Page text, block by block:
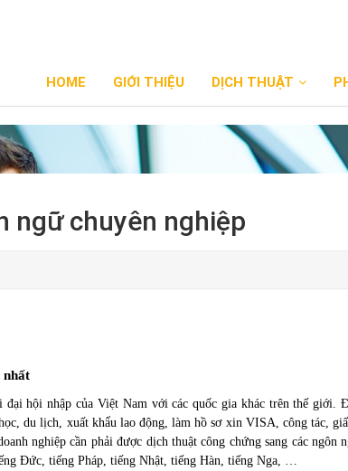
HOME GIỚI THIỆU DỊCH THUẬT
ngữ chuyên nghiệp
nhất
hội nhập của Việt Nam với các quốc gia khác trên thế giới.
du lịch, xuất khẩu lao động, làm hồ sơ xin VISA, công tác,
nghiệp cần phải được dịch thuật công chứng sang các ngôn
Đức, tiếng Pháp, tiếng Nhật, tiếng Hàn, tiếng Nga, …